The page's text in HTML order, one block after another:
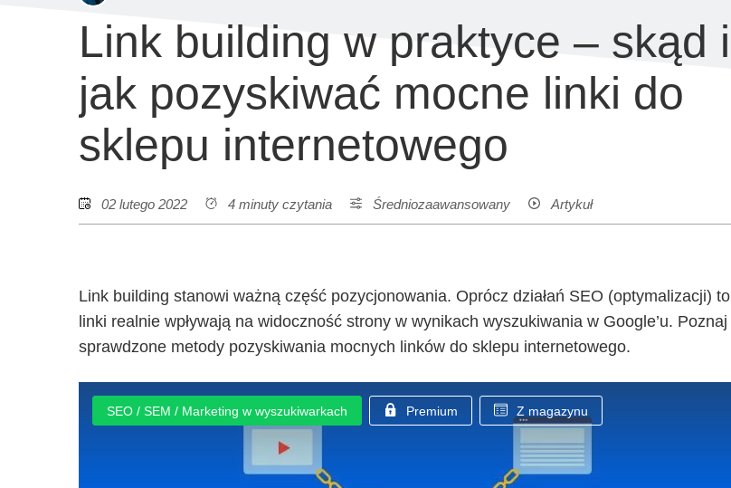
Link building w praktyce – skąd i
jak pozyskiwać mocne linki do
sklepu internetowego
02 lutego 2022 4 minuty czytania Średniozaawansowany Artykuł
Link building stanowi ważną część pozycjonowania. Oprócz działań SEO (optymalizacji) to
linki realnie wpływają na widoczność strony w wynikach wyszukiwania w Google’u. Poznaj
sprawdzone metody pozyskiwania mocnych linków do sklepu internetowego.
SEO / SEM / Marketing w wyszukiwarkach Premium Z magazynu